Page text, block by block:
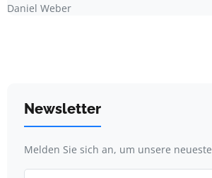
Daniel Weber
Newsletter
Melden Sie sich an, um unsere